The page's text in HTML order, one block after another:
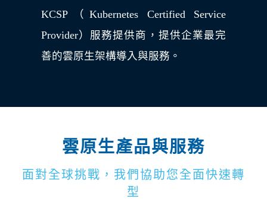
KCSP（Kubernetes Certified Service
Provider）服務提供商，提供企業最完
善的雲原生架構導入與服務。
雲原生產品與服務
面對全球挑戰，我們協助您全面快速轉
型